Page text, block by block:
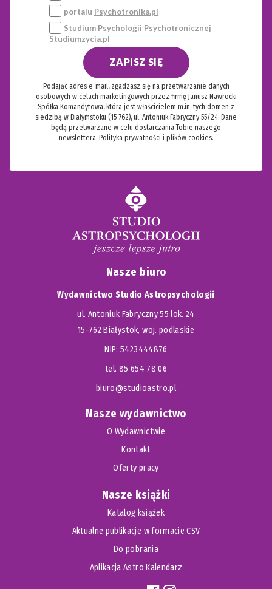
portalu Psychotronika.pl
Studium Psychologii Psychotronicznej
Studiumzycia.pl
ZAPISZ SIĘ
Podając adres e-mail, zgadzasz się na przetwarzanie danych
osobowych w celach marketingowych przez firmę Janusz Nawrocki
Spółka Komandytowa, która jest właścicielem m.in. tych domen z
siedzibą w Białymstoku (15-762), ul. Antoniuk Fabryczny 55/24. Dane
będą przetwarzane w celu dostarczania Tobie naszego
newslettera. Polityka prywatności i plików cookies.
Nasze biuro
Wydawnictwo Studio Astropsychologii
ul. Antoniuk Fabryczny 55 lok. 24
15-762 Białystok, woj. podlaskie
NIP: 5423444876
tel. 85 654 78 06
biuro@studioastro.pl
Nasze wydawnictwo
O Wydawnictwie
Kontakt
Oferty pracy
Nasze książki
Katalog książek
Aktualne publikacje w formacie CSV
Do pobrania
Aplikacja Astro Kalendarz